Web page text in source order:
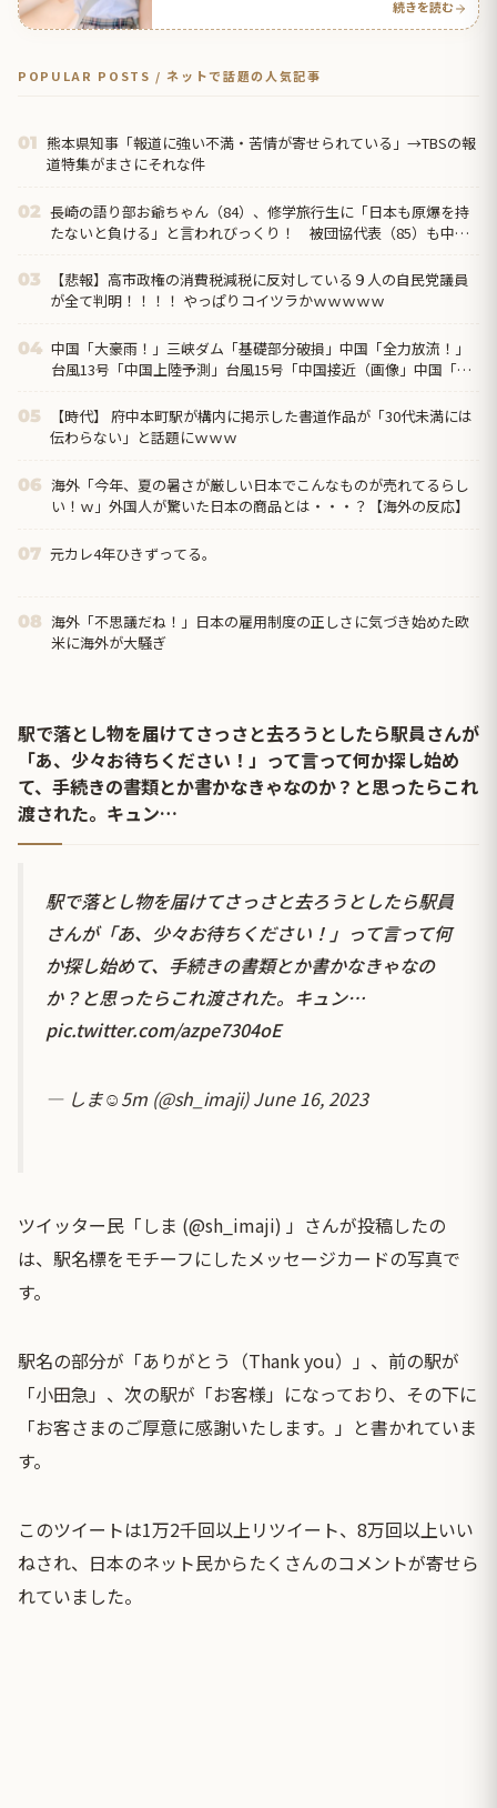
続きを読む
POPULAR POSTS / ネットで話題の人気記事
01 熊本県知事「報道に強い不満・苦情が寄せられている」→TBSの報
道特集がまさにそれな件
02 長崎の語り部お爺ちゃん（84）、修学旅行生に「日本も原爆を持
たないと負ける」と言われびっくり！ 被団協代表（85）も中学
03
【悲報】高市政権の消費税減税に反対している９人の自民党議員
が全て判明！！！！ やっぱりコイツラかｗｗｗｗｗ
04 中国「大豪雨！」三峡ダム「基礎部分破損」中国「全力放流！」
台風13号「中国上陸予測」台風15号「中国接近（画像」中国「台
05
【時代】 府中本町駅が構内に掲示した書道作品が「30代未満には
伝わらない」と話題にｗｗｗ
06 海外「今年、夏の暑さが厳しい日本でこんなものが売れてるらし
い！ｗ」外国人が驚いた日本の商品とは・・・？【海外の反応】
07 元カレ4年ひきずってる。
08 海外「不思議だね！」日本の雇用制度の正しさに気づき始めた欧
米に海外が大騒ぎ
駅で落とし物を届けてさっさと去ろうとしたら駅員さんが
「あ、少々お待ちください！」って言って何か探し始め
て、手続きの書類とか書かなきゃなのか？と思ったらこれ
渡された。キュン…
駅で落とし物を届けてさっさと去ろうとしたら駅員
さんが「あ、少々お待ちください！」って言って何
か探し始めて、手続きの書類とか書かなきゃなの
か？と思ったらこれ渡された。キュン…
pic.twitter.com/azpe7304oE
— しま☺︎5m (@sh_imaji)June 16, 2023
ツイッター民「しま (@sh_imaji) 」さんが投稿したの
は、駅名標をモチーフにしたメッセージカードの写真で
す。
駅名の部分が「ありがとう（Thank you）」、前の駅が
「小田急」、次の駅が「お客様」になっており、その下に
「お客さまのご厚意に感謝いたします。」と書かれていま
す。
このツイートは1万2千回以上リツイート、8万回以上いい
ねされ、日本のネット民からたくさんのコメントが寄せら
れていました。